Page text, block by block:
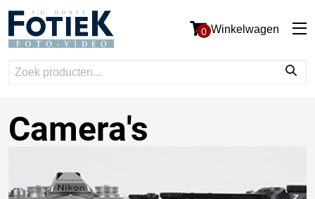
0 Winkelwagen
Camera's